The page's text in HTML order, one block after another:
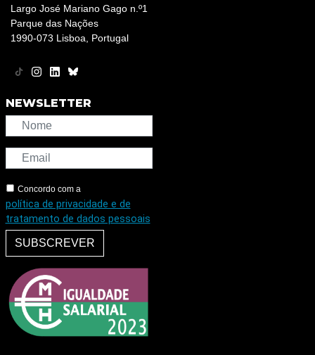
Largo José Mariano Gago n.º1
Parque das Nações
1990-073 Lisboa, Portugal
NEWSLETTER
Concordo com a
política de privacidade e de
tratamento de dados pessoais
SUBSCREVER